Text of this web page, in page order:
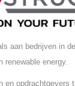
aan bedrijven in
renewable energy.
en opdrachtgevers